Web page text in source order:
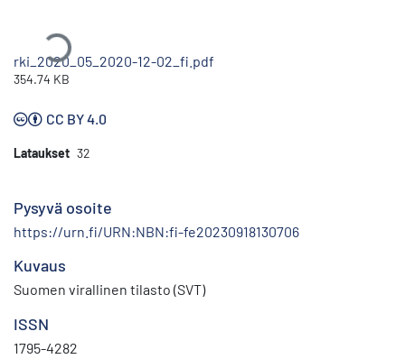
Ladataan...
rki_2020_05_2020-12-02_fi.pdf
354.74 KB
CC BY 4.0
Lataukset 32
Pysyvä osoite
https://urn.fi/URN:NBN:fi-fe20230918130706
Kuvaus
Suomen virallinen tilasto (SVT)
ISSN
1795-4282